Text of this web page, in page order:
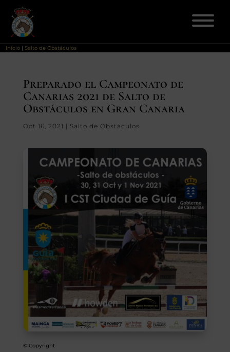
FEDERACIÓN
LICENCIAS
DISCIPLINAS
CLUBES
ENSEÑANZA
SEGUROS
CALENDARIO
ACTUALIDAD
Inicio | Salto de Obstáculos
Preparado el Campeonato de
Canarias 2021 de Salto de
Obstáculos en Gran Canaria
Oct 16, 2021 | Salto de Obstáculos
© Copyright